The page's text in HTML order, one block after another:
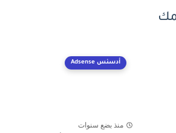
أدسنس Adsense
منذ بضع سنوات